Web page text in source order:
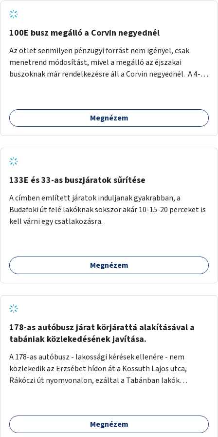
tud állni a megállóba. A környéken a tömegközlekedés
csúcsidőben már most is fullos, a Bosnyák téri beruházások
befejeztével hatványozódni fog az utazási igény.
100E busz megálló a Corvin negyednél
Az ötlet senmilyen pénzügyi forrást nem igényel, csak
menetrend módosítást, mivel a megálló az éjszakai
buszoknak már rendelkezésre áll a Corvin negyednél. A 4-es
ha a 100E reptéri busz a Corvin negyed metrómegállónál is
megállna - főleg éjjel, amikor a metró nem jár, és a 200E
nem hosszabbítaná meg sokkal, a 4-6 vonalán lakóknak
viszont a Kálvin tér-Corvin negyed utat megspórolva 10-15
perccel rövidítheti az utazási idejét.
Megnézem
133E és 33-as buszjáratok sűrítése
A címben említett járatok induljanak gyakrabban, a
Budafoki út felé lakóknak sokszor akár 10-15-20 perceket is
kell várni egy csatlakozásra.
Megnézem
178-as autóbusz járat körjárattá alakításával a
tabániak közlekedésének javítása.
A 178-as autóbusz - lakossági kérések ellenére - nem
közlekedik az Erzsébet hídon át a Kossuth Lajos utca,
Rákóczi út nyomvonalon, ezáltal a Tabánban lakók
járattal feljutni a Naphegyre, ahol iskola és óvoda is van a
körzetben élők számára. Megoldás lenne, ha a 178-as
Megnézem